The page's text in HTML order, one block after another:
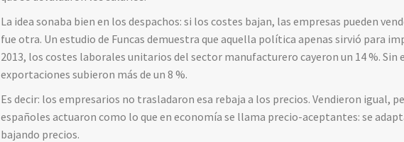
La idea sonaba bien en los despachos: si los costes bajan, las empresas pueden
fue otra. Un estudio de Funcas demuestra que aquella política apenas sirvió para
2013, los costes laborales unitarios del sector manufacturero cayeron un 14 %. Sin
exportaciones subieron más de un 8 %.
Es decir: los empresarios no trasladaron esa rebaja a los precios. Vendieron igual,
españoles actuaron como lo que en economía se llama precio-aceptantes: se
bajando precios.